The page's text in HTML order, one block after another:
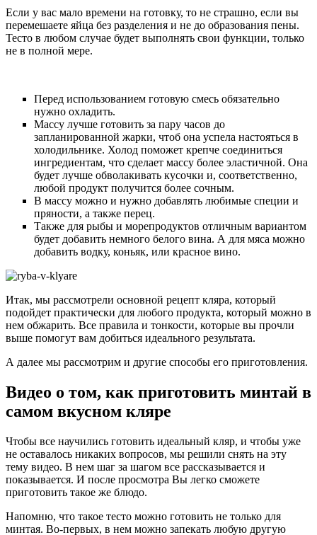
Если у вас мало времени на готовку, то не страшно, если вы
перемешаете яйца без разделения и не до образования пены.
Тесто в любом случае будет выполнять свои функции, только
не в полной мере.
Перед использованием готовую смесь обязательно
нужно охладить.
Массу лучше готовить за пару часов до
запланированной жарки, чтоб она успела настояться в
холодильнике. Холод поможет крепче соединиться
ингредиентам, что сделает массу более эластичной. Она
будет лучше обволакивать кусочки и, соответственно,
любой продукт получится более сочным.
В массу можно и нужно добавлять любимые специи и
пряности, а также перец.
Также для рыбы и морепродуктов отличным вариантом
будет добавить немного белого вина. А для мяса можно
добавить водку, коньяк, или красное вино.
Итак, мы рассмотрели основной рецепт кляра, который
подойдет практически для любого продукта, который можно в
нем обжарить. Все правила и тонкости, которые вы прочли
выше помогут вам добиться идеального результата.
А далее мы рассмотрим и другие способы его приготовления.
Видео о том, как приготовить минтай в
самом вкусном кляре
Чтобы все научились готовить идеальный кляр, и чтобы уже
не оставалось никаких вопросов, мы решили снять на эту
тему видео. В нем шаг за шагом все рассказывается и
показывается. И после просмотра Вы легко сможете
приготовить такое же блюдо.
Напомню, что такое тесто можно готовить не только для
минтая. Во-первых, в нем можно запекать любую другую